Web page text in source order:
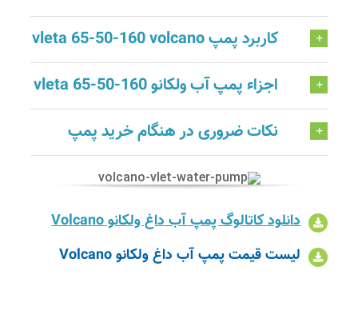
کاربرد پمپ vleta 65-50-160 volcano
اجزاء پمپ آب ولکانو vleta 65-50-160
نکات ضروری در هنگام خرید پمپ
دانلود کاتالوگ پمپ آب داغ ولکانو Volcano
لیست قیمت پمپ آب داغ ولکانو Volcano